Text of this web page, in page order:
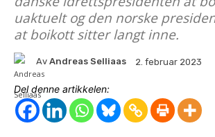
uaktuelt og den norske
at boikott sitter langt inne.
Av Andreas Selliaas 2. februar 2023
Del denne artikkelen: